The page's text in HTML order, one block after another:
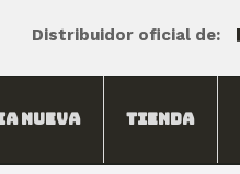
Distribuidor oficial de:
Nueva Tienda